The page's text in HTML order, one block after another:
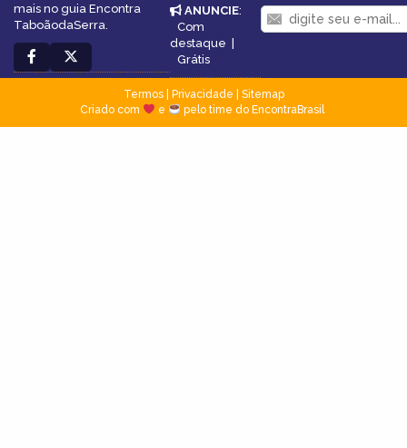
mais no guia Encontra
TaboãodaSerra.
ANUNCIE:
Com
destaque |
Grátis
Termos| Privacidade
Sitemap
Criado com
e pelo time do EncontraBrasil